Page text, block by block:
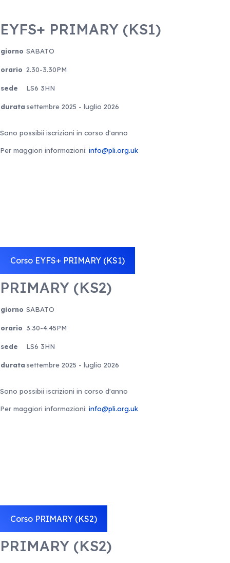
EYFS+ PRIMARY (KS1)
giorno SABATO
orario 2.30-3.30PM
sede LS6 3HN
durata settembre 2025 - luglio 2026
Sono possibii iscrizioni in corso d'anno
Per maggiori informazioni: info@pli.org.uk
Corso EYFS+ PRIMARY (KS1)
PRIMARY (KS2)
giorno SABATO
orario 3.30-4.45PM
sede LS6 3HN
durata settembre 2025 - luglio 2026
Sono possibii iscrizioni in corso d'anno
Per maggiori informazioni: info@pli.org.uk
Corso PRIMARY (KS2)
PRIMARY (KS2)